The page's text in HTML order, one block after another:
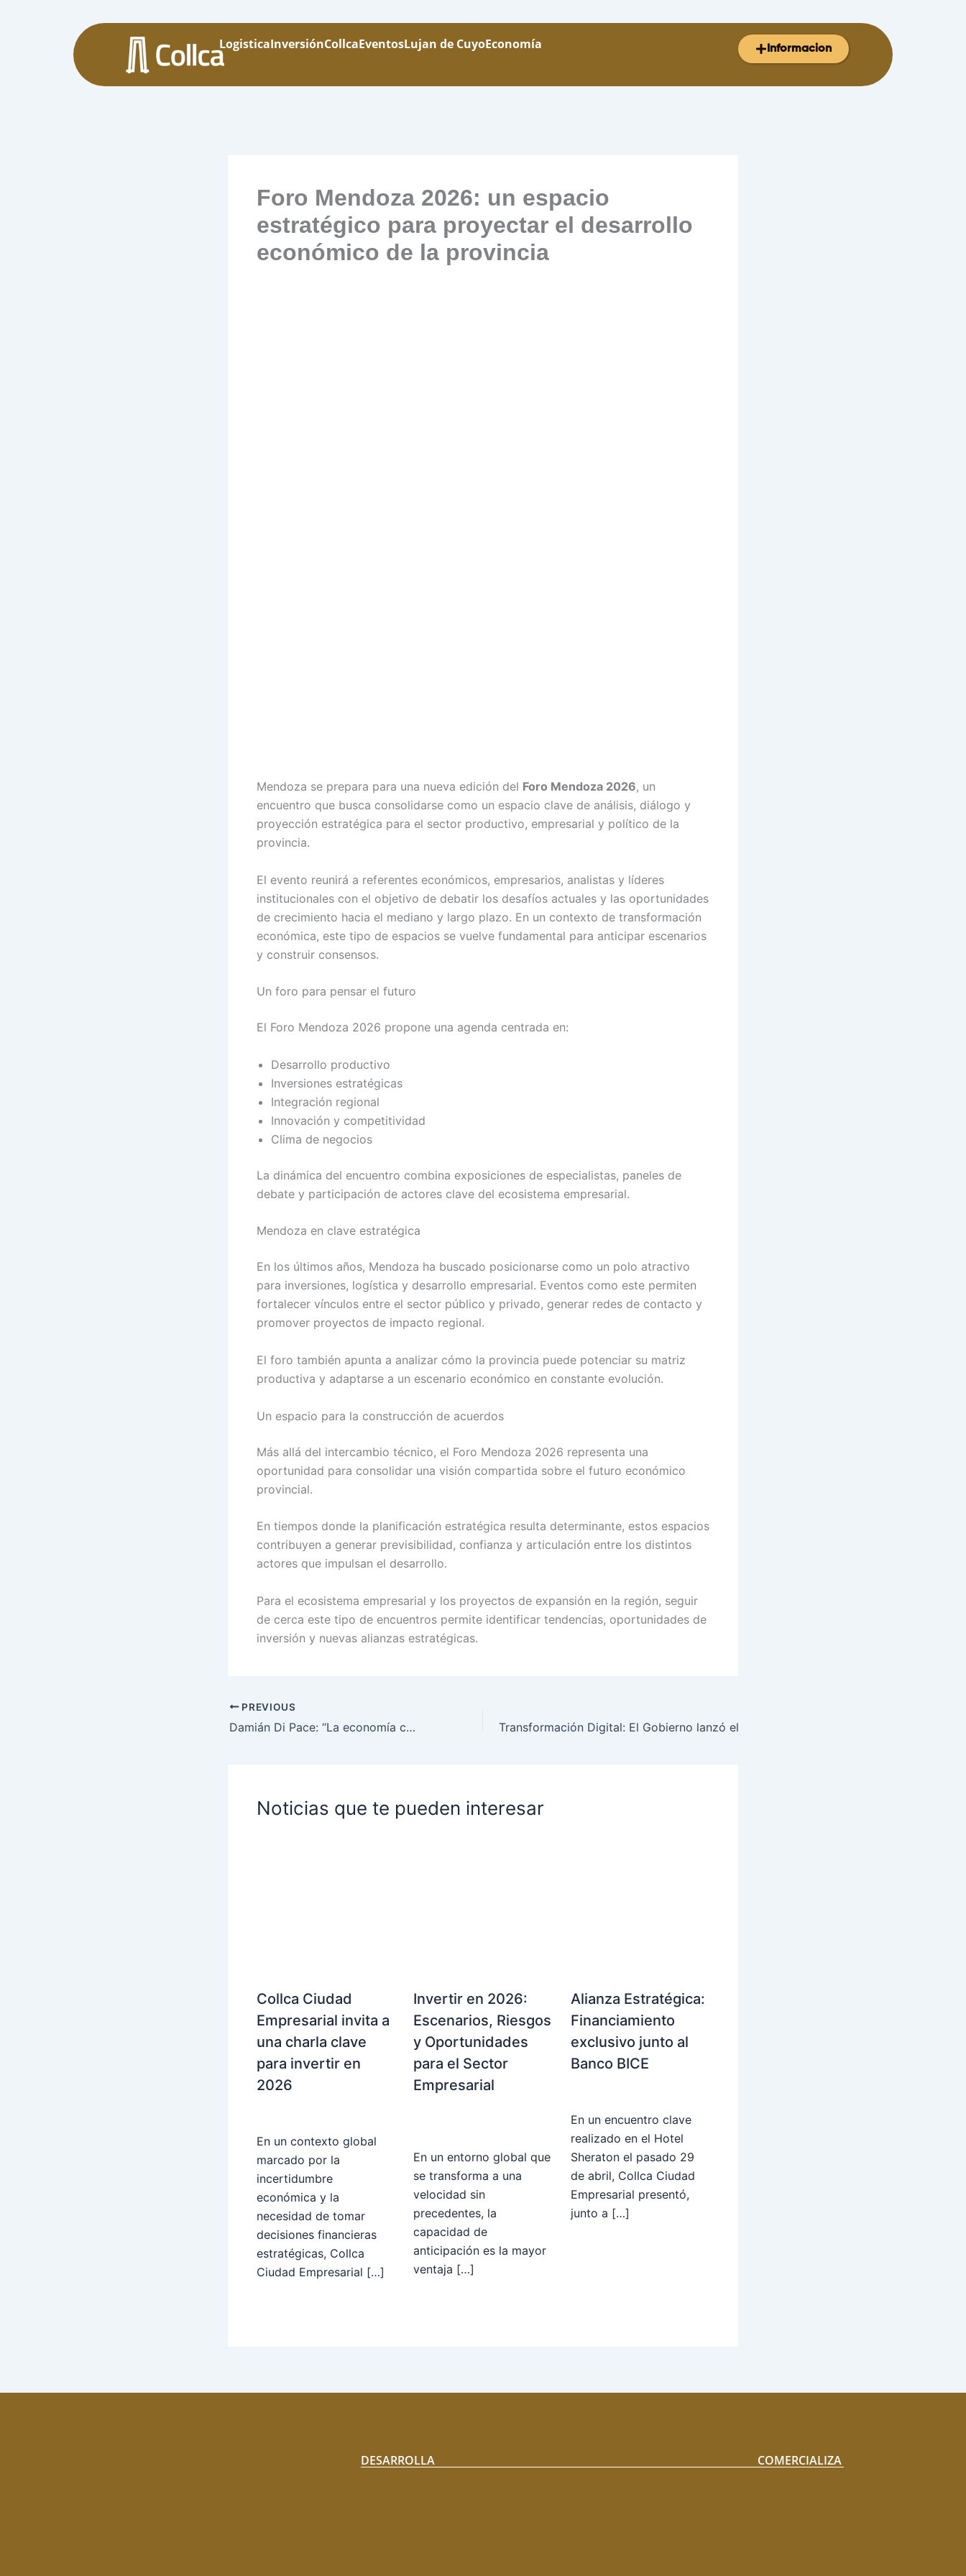
LogisticaInversiónCollcaEventosLujan de CuyoEconomía Informacion
Foro Mendoza 2026: un espacio
estratégico para proyectar el desarrollo
económico de la provincia
Mendoza se prepara para una nueva edición del Foro Mendoza 2026, un
encuentro que busca consolidarse como un espacio clave de análisis, diálogo y
proyección estratégica para el sector productivo, empresarial y político de la
provincia.
El evento reunirá a referentes económicos, empresarios, analistas y líderes
institucionales con el objetivo de debatir los desafíos actuales y las oportunidades
de crecimiento hacia el mediano y largo plazo. En un contexto de transformación
económica, este tipo de espacios se vuelve fundamental para anticipar escenarios
y construir consensos.
Un foro para pensar el futuro
El Foro Mendoza 2026 propone una agenda centrada en:
Desarrollo productivo
Inversiones estratégicas
Integración regional
Innovación y competitividad
Clima de negocios
La dinámica del encuentro combina exposiciones de especialistas, paneles de
debate y participación de actores clave del ecosistema empresarial.
Mendoza en clave estratégica
En los últimos años, Mendoza ha buscado posicionarse como un polo atractivo
para inversiones, logística y desarrollo empresarial. Eventos como este permiten
fortalecer vínculos entre el sector público y privado, generar redes de contacto y
promover proyectos de impacto regional.
El foro también apunta a analizar cómo la provincia puede potenciar su matriz
productiva y adaptarse a un escenario económico en constante evolución.
Un espacio para la construcción de acuerdos
Más allá del intercambio técnico, el Foro Mendoza 2026 representa una
oportunidad para consolidar una visión compartida sobre el futuro económico
provincial.
En tiempos donde la planificación estratégica resulta determinante, estos espacios
contribuyen a generar previsibilidad, confianza y articulación entre los distintos
actores que impulsan el desarrollo.
Para el ecosistema empresarial y los proyectos de expansión en la región, seguir
de cerca este tipo de encuentros permite identificar tendencias, oportunidades de
inversión y nuevas alianzas estratégicas.
PREVIOUS
Damián Di Pace: “La economía crece, pero el consumo y las PyMEs siguen atrapados en una lógica defensiva”
Noticias que te pueden interesar
Collca Ciudad
Empresarial invita a
una charla clave
para invertir en
2026
En un contexto global
marcado por la
incertidumbre
económica y la
necesidad de tomar
decisiones financieras
estratégicas, Collca
Ciudad Empresarial […]
Invertir en 2026:
Escenarios, Riesgos
y Oportunidades
para el Sector
Empresarial
En un entorno global que
se transforma a una
velocidad sin
precedentes, la
capacidad de
anticipación es la mayor
ventaja […]
Alianza Estratégica:
Financiamiento
exclusivo junto al
Banco BICE
En un encuentro clave
realizado en el Hotel
Sheraton el pasado 29
de abril, Collca Ciudad
Empresarial presentó,
junto a […]
DESARROLLA COMERCIALIZA